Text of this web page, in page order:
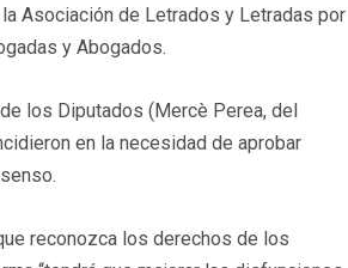
Asociación de Letrados y Letradas por
y Abogados.
los Diputados (Mercè Perea, del
en la necesidad de aprobar
reconozca los derechos de los